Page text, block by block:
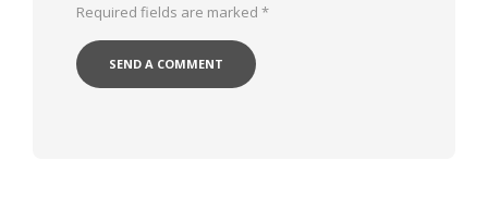
Required fields are marked *